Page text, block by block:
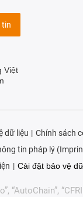
tin
Việt
dữ liệu
Chính sách
tin pháp lý
Cài đặt bảo vệ
“AutoChain”,